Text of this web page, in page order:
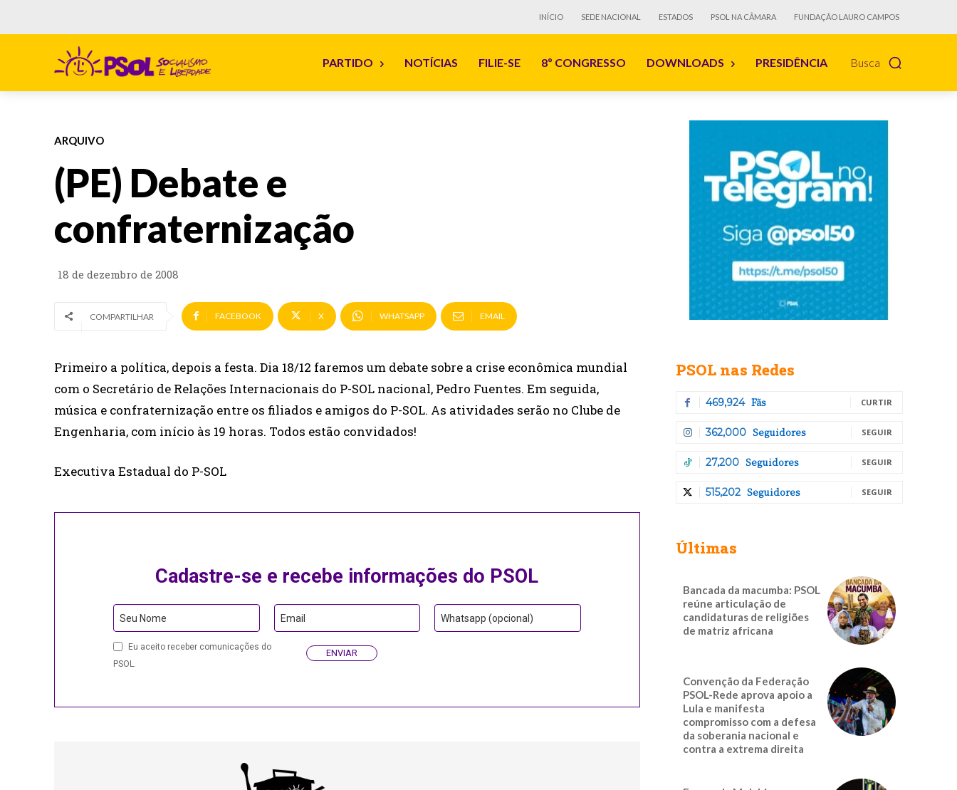
INÍCIO SEDE NACIONAL ESTADOS PSOL NA CÂMARA FUNDAÇÃO LAURO CAMPOS
Busca
PARTIDO NOTÍCIAS FILIE-SE 8º CONGRESSO DOWNLOADS PRESIDÊNCIA
ARQUIVO
(PE) Debate e
confraternização
18 de dezembro de 2008
COMPARTILHAR FACEBOOK X WHATSAPP EMAIL
Primeiro a política, depois a festa. Dia 18/12 faremos um debate sobre a crise econômica mundial
com o Secretário de Relações Internacionais do P-SOL nacional, Pedro Fuentes. Em seguida,
música e confraternização entre os filiados e amigos do P-SOL. As atividades serão no Clube de
Engenharia, com início às 19 horas. Todos estão convidados!
Executiva Estadual do P-SOL
Cadastre-se e recebe informações do PSOL
Email
Address
Seu Nome Email Whatsapp (opcional)
Eu aceito receber comunicações do
PSOL.
ENVIAR
PSOL nas Redes
469,924 Fãs CURTIR
362,000 Seguidores SEGUIR
27,200 Seguidores SEGUIR
515,202 Seguidores SEGUIR
Últimas
Bancada da macumba: PSOL
reúne articulação de
candidaturas de religiões
de matriz africana
Convenção da Federação
PSOL-Rede aprova apoio a
Lula e manifesta
compromisso com a defesa
da soberania nacional e
contra a extrema direita